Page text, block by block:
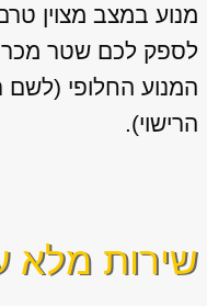
מנוע במצב מצוין
לספק לכם שטר
המנוע החלופי (לשם
הרישוי).
שירות מלא